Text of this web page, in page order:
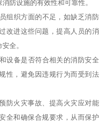
防设施的有效性和可靠性。
组织方面的不足，如缺乏消防
改进这些问题，提高人员的消
全。
设备是否符合相关的消防安全
性，避免因违规行为而受到法
防火灾事故、提高火灾应对能
全和确保合规要求，从而保护